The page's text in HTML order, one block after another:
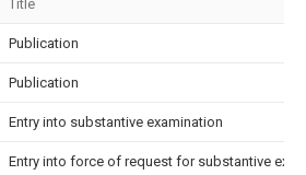
Title
Publication
Publication
Entry into substantive examination
Entry into force of request for substantive